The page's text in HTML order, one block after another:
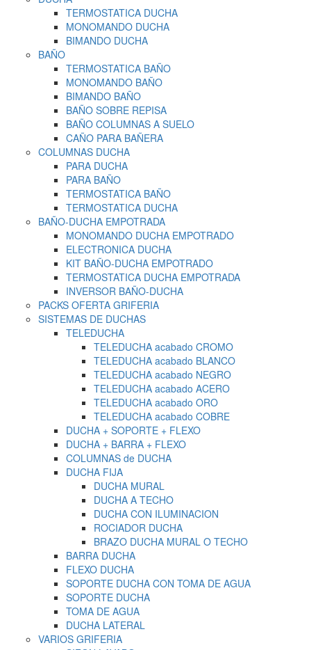
TERMOSTATICA DUCHA
MONOMANDO DUCHA
BIMANDO DUCHA
BAÑO
TERMOSTATICA BAÑO
MONOMANDO BAÑO
BIMANDO BAÑO
BAÑO SOBRE REPISA
BAÑO COLUMNAS A SUELO
CAÑO PARA BAÑERA
COLUMNAS DUCHA
PARA DUCHA
PARA BAÑO
TERMOSTATICA BAÑO
TERMOSTATICA DUCHA
BAÑO-DUCHA EMPOTRADA
MONOMANDO DUCHA EMPOTRADO
ELECTRONICA DUCHA
KIT BAÑO-DUCHA EMPOTRADO
TERMOSTATICA DUCHA EMPOTRADA
INVERSOR BAÑO-DUCHA
PACKS OFERTA GRIFERIA
SISTEMAS DE DUCHAS
TELEDUCHA
TELEDUCHA acabado CROMO
TELEDUCHA acabado BLANCO
TELEDUCHA acabado NEGRO
TELEDUCHA acabado ACERO
TELEDUCHA acabado ORO
TELEDUCHA acabado COBRE
DUCHA + SOPORTE + FLEXO
DUCHA + BARRA + FLEXO
COLUMNAS de DUCHA
DUCHA FIJA
DUCHA MURAL
DUCHA A TECHO
DUCHA CON ILUMINACION
ROCIADOR DUCHA
BRAZO DUCHA MURAL O TECHO
BARRA DUCHA
FLEXO DUCHA
SOPORTE DUCHA CON TOMA DE AGUA
SOPORTE DUCHA
TOMA DE AGUA
DUCHA LATERAL
VARIOS GRIFERIA